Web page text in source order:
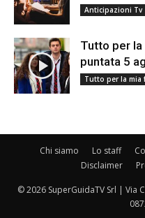
Anticipazioni Tv
Tutto per
puntata 5
Tutto per la mia
Chi siamo Lo staff
Disclaimer
© 2026 SuperGuidaTV Srl | Via